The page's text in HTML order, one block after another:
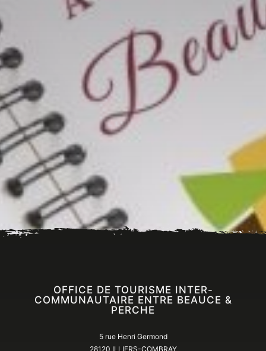
Accueil En ce moment Tout l’agenda
OFFICE DE TOURISME INTER-
COMMUNAUTAIRE ENTRE BEAUCE &
PERCHE
5 rue Henri Germond
28120 ILLIERS-COMBRAY